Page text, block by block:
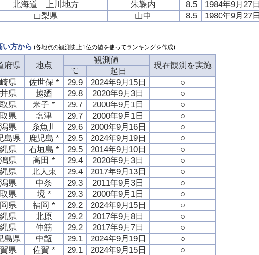
北海道 上川地方 朱鞠内 8.5 1984年9月27日
山梨県 山中 8.5 1980年9月27日
い方から (各地点の観測史上1位の値を使ってランキングを作成)
府県 地点
観測値
現在観測を実施
℃
起日
県 佐世保 * 29.9 2024年9月15日
○
県 越廼 29.8 2020年9月3日
○
県 米子 * 29.7 2000年9月1日
○
県 塩津 29.7 2000年9月1日
○
県 糸魚川 29.6 2000年9月16日
○
島県 鹿児島 * 29.5 2024年9月19日
○
県 石垣島 * 29.5 2014年9月10日
○
県 高田 * 29.4 2020年9月3日
○
県 北大東 29.4 2017年9月13日
○
県 中条 29.3 2011年9月3日
○
県 境 * 29.3 2000年9月1日
○
県 福岡 * 29.2 2024年9月15日
○
県 北原 29.2 2017年9月8日
○
県 仲筋 29.2 2017年9月7日
○
島県 中甑 29.1 2024年9月19日
○
県 佐賀 * 29.1 2024年9月15日
○